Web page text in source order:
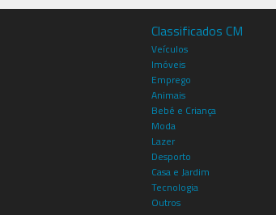
Classificados CM
Veículos
Imóveis
Emprego
Animais
Bebé e Criança
Moda
Lazer
Desporto
Casa e Jardim
Tecnologia
Outros